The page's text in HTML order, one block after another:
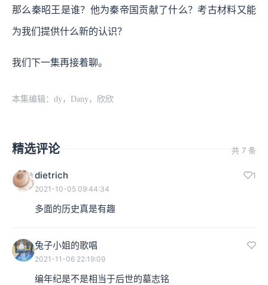
那么秦昭王是谁？他为秦帝国贡献了什么？考古材料又能
为我们提供什么新的认识？
我们下一集再接着聊。
本集编辑：dy，Dany，欣欣
精选评论 共 7 条
dietrich 1
2021-10-05 09:44:34
多面的历史真是有趣
兔子小姐的歌唱
2021-11-06 22:19:09
编年纪是不是相当于后世的墓志铭